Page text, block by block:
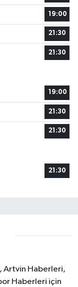
19:00
21:30
21:30
19:00
21:30
21:30
21:30
Artvin Haberleri,
Haberleri için